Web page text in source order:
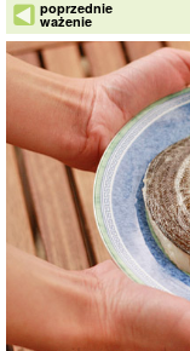
Porównywarka
Porady
Słownik
O stronie
Kontakt
poprzednie
ważenie